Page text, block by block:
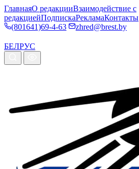
ГлавнаяО редакцииВзаимодействие с
редакциейПодпискаРекламаКонтакты
(801641)69-4-63
zhred@brest.by
БЕЛРУС